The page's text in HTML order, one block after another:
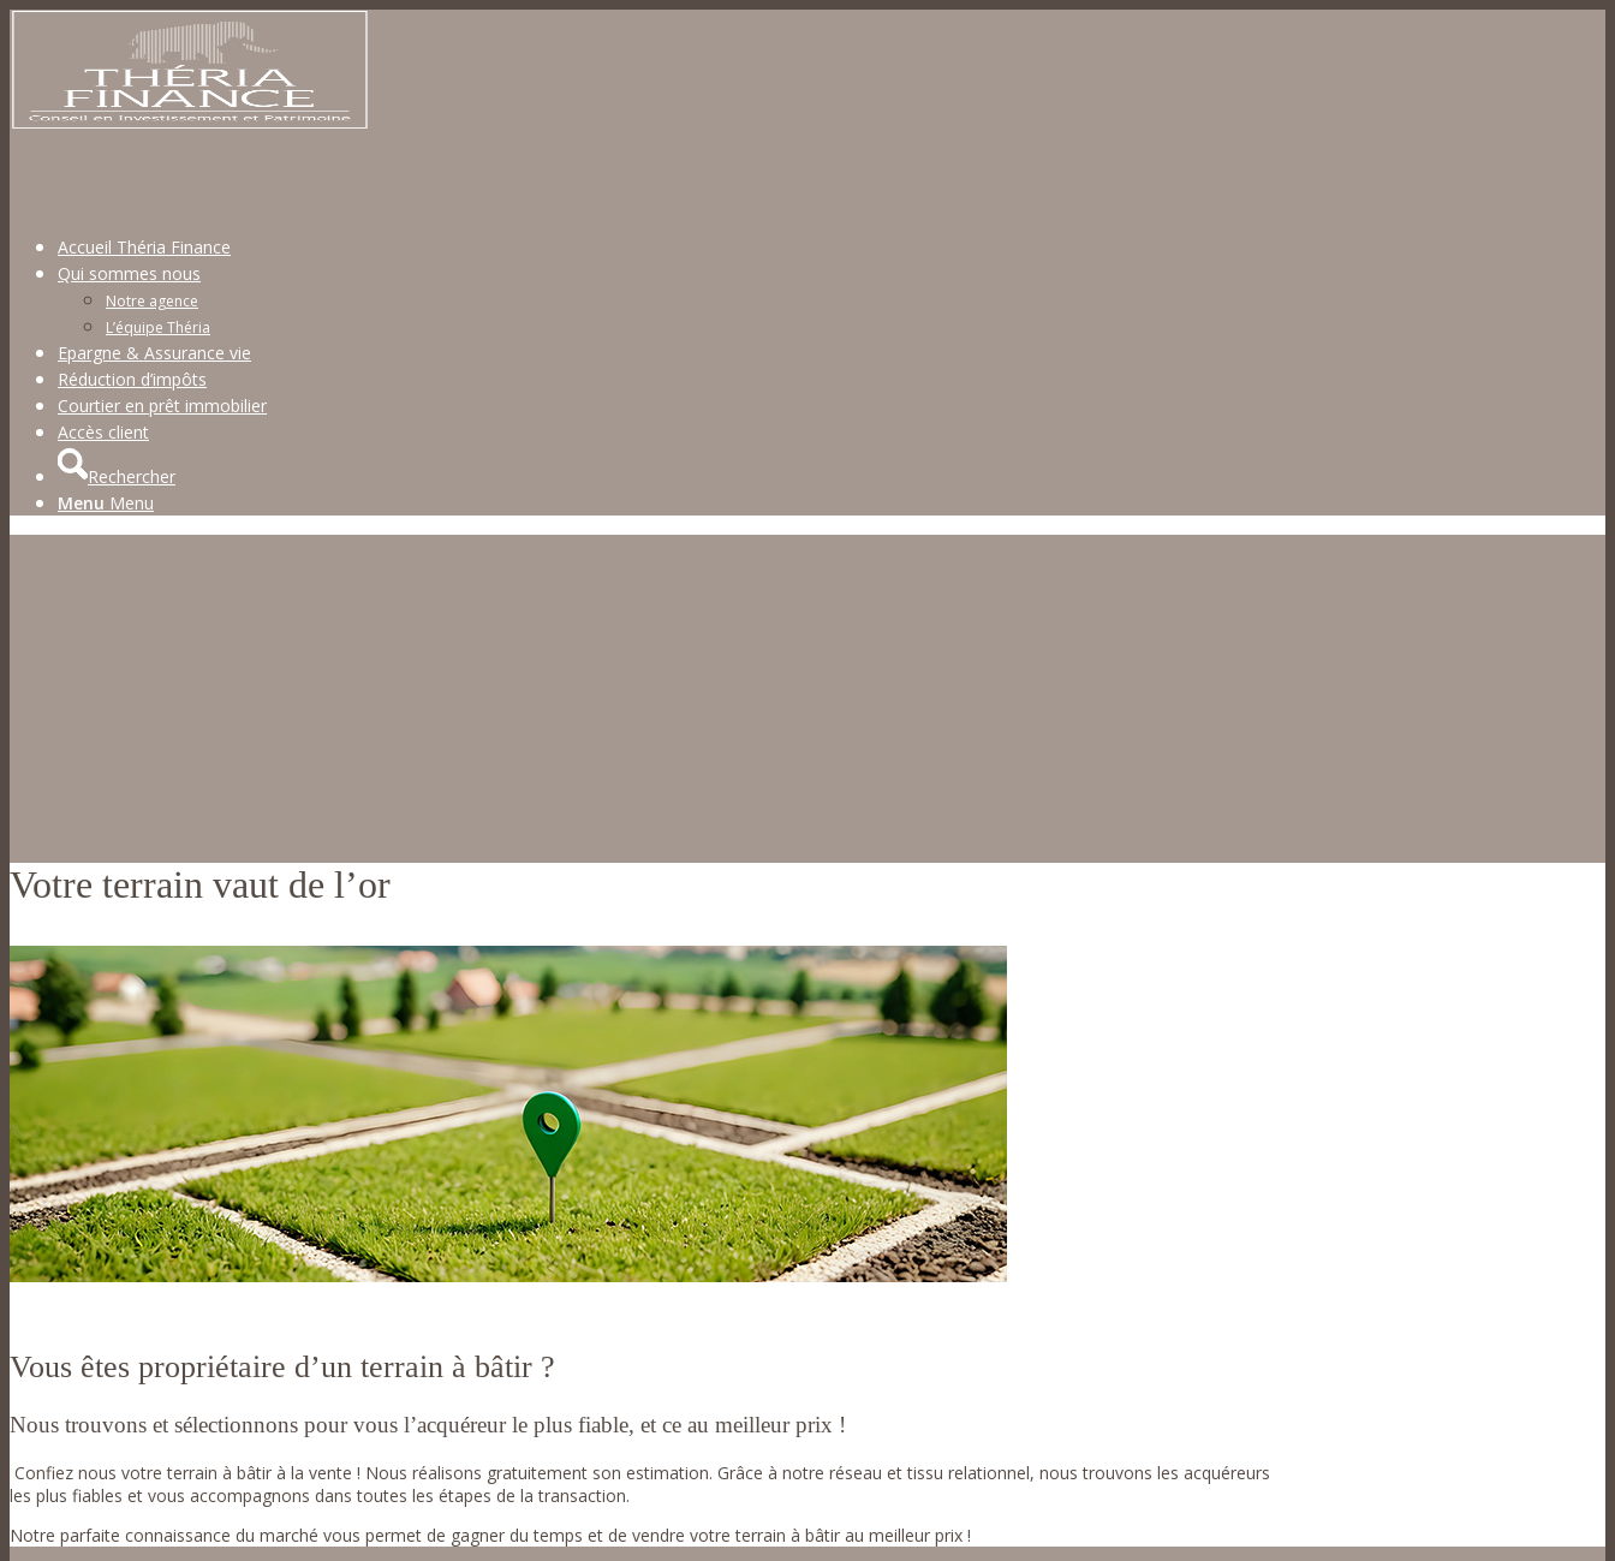
Accueil Théria Finance
Qui sommes nous
Notre agence
L’équipe Théria
Epargne & Assurance vie
Réduction d’impôts
Courtier en prêt immobilier
Accès client
Rechercher
Menu Menu
Votre terrain vaut de l’or
Vous êtes propriétaire d’un terrain à bâtir ?
Nous trouvons et sélectionnons pour vous l’acquéreur le plus fiable, et ce au meilleur prix !
Confiez nous votre terrain à bâtir à la vente ! Nous réalisons gratuitement son estimation. Grâce à notre réseau et tissu relationnel, nous trouvons les acquéreurs
les plus fiables et vous accompagnons dans toutes les étapes de la transaction.
Notre parfaite connaissance du marché vous permet de gagner du temps et de vendre votre terrain à bâtir au meilleur prix !